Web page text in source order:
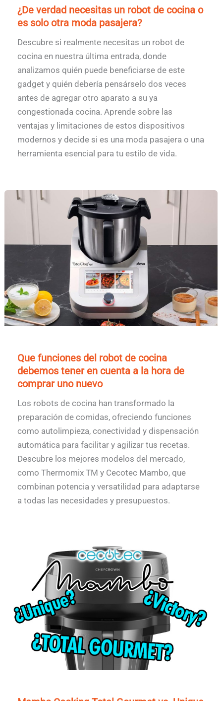
¿De verdad necesitas un robot de cocina o
es solo otra moda pasajera?
Descubre si realmente necesitas un robot de
cocina en nuestra última entrada, donde
analizamos quién puede beneficiarse de este
gadget y quién debería pensárselo dos veces
antes de agregar otro aparato a su ya
congestionada cocina. Aprende sobre las
ventajas y limitaciones de estos dispositivos
modernos y decide si es una moda pasajera o una
herramienta esencial para tu estilo de vida.
Que funciones del robot de cocina
debemos tener en cuenta a la hora de
comprar uno nuevo
Los robots de cocina han transformado la
preparación de comidas, ofreciendo funciones
como autolimpieza, conectividad y dispensación
automática para facilitar y agilizar tus recetas.
Descubre los mejores modelos del mercado,
como Thermomix TM y Cecotec Mambo, que
combinan potencia y versatilidad para adaptarse
a todas las necesidades y presupuestos.